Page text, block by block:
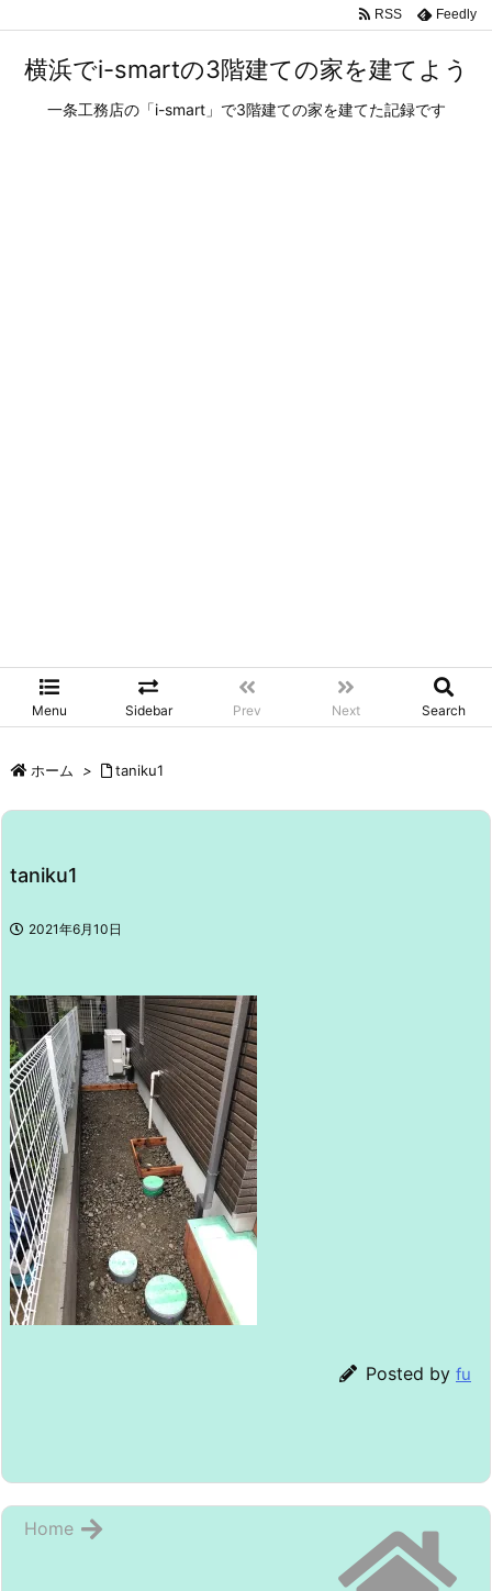
横浜でi-smartの3階建ての家を建てよう
一条工務店の「i-smart」で3階建ての家を建てた記録です
Menu Sidebar Prev Next Search
RSS Feedly
ホーム > taniku1
taniku1
2021年6月10日
Posted by fu
Home